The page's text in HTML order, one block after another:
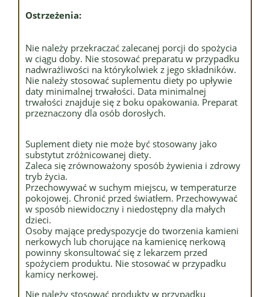
Ostrzeżenia:
Nie należy przekraczać zalecanej porcji do spożycia
w ciągu doby. Nie stosować preparatu w przypadku
nadwrażliwości na którykolwiek z jego składników.
Nie należy stosować suplementu diety po upływie
daty minimalnej trwałości. Data minimalnej
trwałości znajduje się z boku opakowania. Preparat
przeznaczony dla osób dorosłych.
Suplement diety nie może być stosowany jako
substytut zróżnicowanej diety.
Zaleca się zrównoważony sposób żywienia i zdrowy
tryb życia.
Przechowywać w suchym miejscu, w temperaturze
pokojowej. Chronić przed światłem. Przechowywać
w sposób niewidoczny i niedostępny dla małych
dzieci.
Osoby mające predyspozycje do tworzenia kamieni
nerkowych lub chorujące na kamienicę nerkową
powinny skonsultować się z lekarzem przed
spożyciem produktu. Nie stosować w przypadku
kamicy nerkowej.
Nie należy stosować produkty w przypadku